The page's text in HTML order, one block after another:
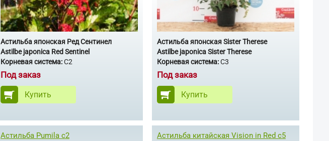
Астильба японская Ред Сентинел
Astilbe japonica Red Sentinel
Корневая система:С2
Под заказ
Купить
Астильба японская Sister Therese
Astilbe japonica Sister Therese
Корневая система:С3
Под заказ
Купить
Астильба Pumila с2 Астильба китайская Vision in Red с5